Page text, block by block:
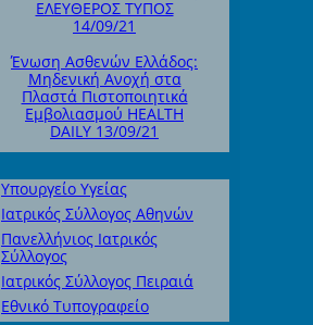
ΕΛΕΥΘΕΡΟΣ ΤΥΠΟΣ
14/09/21
Ένωση Ασθενών Ελλάδος:
Μηδενική Ανοχή στα
Πλαστά Πιστοποιητικά
Εμβολιασμού HEALTH
DAILY 13/09/21
Υπουργείο Υγείας
Ιατρικός Σύλλογος Αθηνών
Πανελλήνιος Ιατρικός
Σύλλογος
Ιατρικός Σύλλογος Πειραιά
Εθνικό Τυπογραφείο